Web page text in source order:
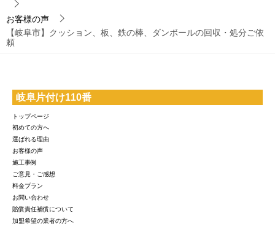
お客様の声
【岐阜市】クッション、板、鉄の棒、ダンボールの回収・処分ご依
頼
岐阜片付け110番
トップページ
初めての方へ
選ばれる理由
お客様の声
施工事例
ご意見・ご感想
料金プラン
お問い合わせ
賠償責任補償について
加盟希望の業者の方へ